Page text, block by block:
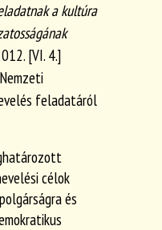
a kultúra
[VI. 4.]
feladatáról
célok
és